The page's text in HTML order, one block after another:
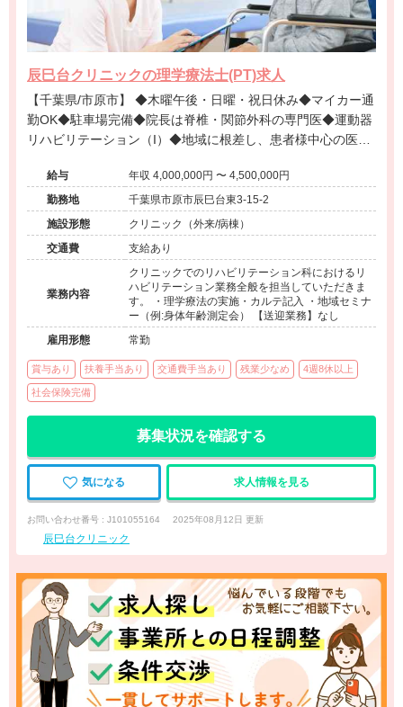
辰巳台クリニックの理学療法士(PT)求人
【千葉県/市原市】 ◆木曜午後・日曜・祝日休み◆マイカー通
勤OK◆駐車場完備◆院長は脊椎・関節外科の専門医◆運動器
リハビリテーション（I）◆地域に根差し、患者様中心の医療
給与
年収 4,000,000円 〜 4,500,000円
勤務地
千葉県市原市辰巳台東3-15-2
施設形態
クリニック（外来/病棟）
交通費
支給あり
業務内容
クリニックでのリハビリテーション科におけるリ
ハビリテーション業務全般を担当していただきま
す。 ・理学療法の実施・カルテ記入 ・地域セミナ
ー（例:身体年齢測定会） 【送迎業務】なし
雇用形態
常勤
賞与あり 扶養手当あり 交通費手当あり 残業少なめ 4週8休以上
社会保険完備
募集状況を確認する
気になる 求人情報を見る
お問い合わせ番号 : J101055164 2025年08月12日 更新
辰巳台クリニック